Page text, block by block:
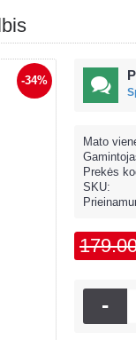
-34%
Mato
Prekės
SKU:
-